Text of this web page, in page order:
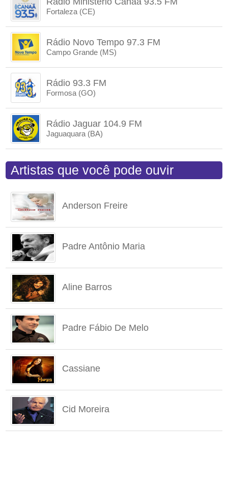
Fortaleza (CE)
Rádio Novo Tempo 97.3 FM
Campo Grande (MS)
Rádio 93.3 FM
Formosa (GO)
Rádio Jaguar 104.9 FM
Jaguaquara (BA)
Artistas que você pode ouvir
Anderson Freire
Padre Antônio Maria
Aline Barros
Padre Fábio De Melo
Cassiane
Cid Moreira